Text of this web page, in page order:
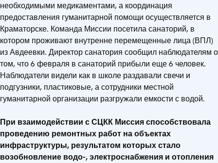
необходимыми медикаментами, а координация
предоставления гуманитарной помощи осуществляется в
Краматорске. Команда Миссии посетила санаторий, в
котором проживают внутренне перемещенные лица (ВПЛ)
из Авдеевки. Директор санатория сообщил наблюдателям о
том, что 6 февраля в санаторий прибыли еще 6 человек.
Наблюдатели видели как в школе раздавали свечи и
подгузники, пластиковые, а сотрудники местной
гуманитарной организации разгружали емкости с водой.
При взаимодействии с СЦКК Миссия способствовала
проведению ремонтных работ на объектах
инфраструктуры, результатом которых стало
возобновление водо-, электроснабжения и отопления